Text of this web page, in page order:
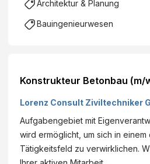
Architektur & Planung
Bauingenieurwesen
Konstrukteur Betonbau (m/
Lorenz Consult Ziviltechniker
Aufgabengebiet mit
wird ermöglicht, um sich in einem
Tätigkeitsfeld zu verwirklichen.